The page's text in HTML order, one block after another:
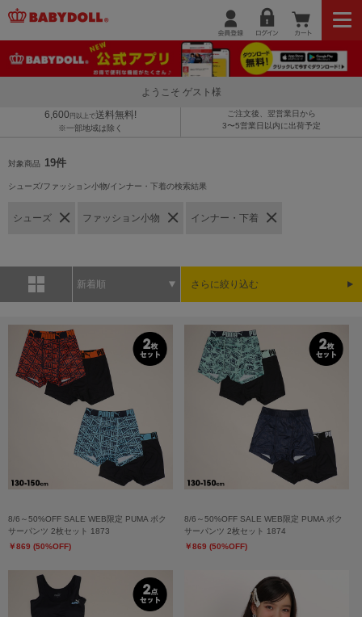
ようこそ ゲスト様
6,600 円以上で送料無料!
※一部地域は除く
ご注文後、翌営業日から
3〜5営業日以内に出荷予定
対象商品 19件
シューズ/ファッション小物/インナー・下着の検索結果
シューズ ファッション小物 インナー・下着
新着順 さらに絞り込む
8/6～50%OFF SALE WEB限定 PUMA ボク
サーパンツ 2枚セット 1873
￥869 (50%OFF)
8/6～50%OFF SALE WEB限定 PUMA ボク
サーパンツ 2枚セット 1874
￥869 (50%OFF)